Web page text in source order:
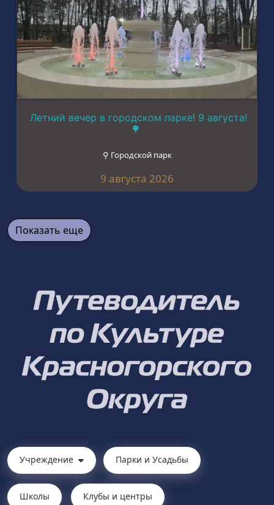
Летний вечер в городском парке! 9 августа!
🌳
⚲ Городской парк
9 августа 2026
Показать еще
Учреждение Парки и Усадьбы
Школы Клубы и центры